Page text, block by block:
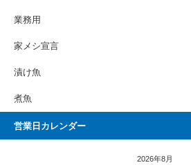
業務用
家メシ宣言
漬け魚
煮魚
営業日カレンダー
2026年8月